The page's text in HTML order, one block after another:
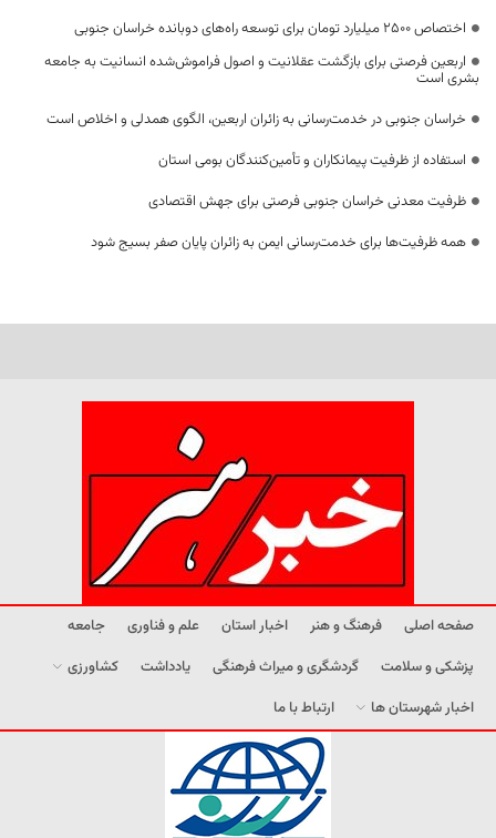
اختصاص 2500 میلیارد تومان برای توسعه راه‌های دوبانده خراسان جنوبی
اربعین فرصتی برای بازگشت عقلانیت و اصول فراموش‌شده انسانیت به جامعه
بشری است
خراسان جنوبی در خدمت‌رسانی به زائران اربعین، الگوی همدلی و اخلاص است
استفاده از ظرفیت پیمانکاران و تأمین‌کنندگان بومی استان
ظرفیت معدنی خراسان جنوبی فرصتی برای جهش اقتصادی
همه ظرفیت‌ها برای خدمت‌رسانی ایمن به زائران پایان صفر بسیج شود
صفحه اصلی فرهنگ و هنر اخبار استان علم و فناوری
جامعه
پزشکی و سلامت
گردشگری و میراث فرهنگی یادداشت
کشاورزی
اخبار شهرستان ها
ارتباط با ما